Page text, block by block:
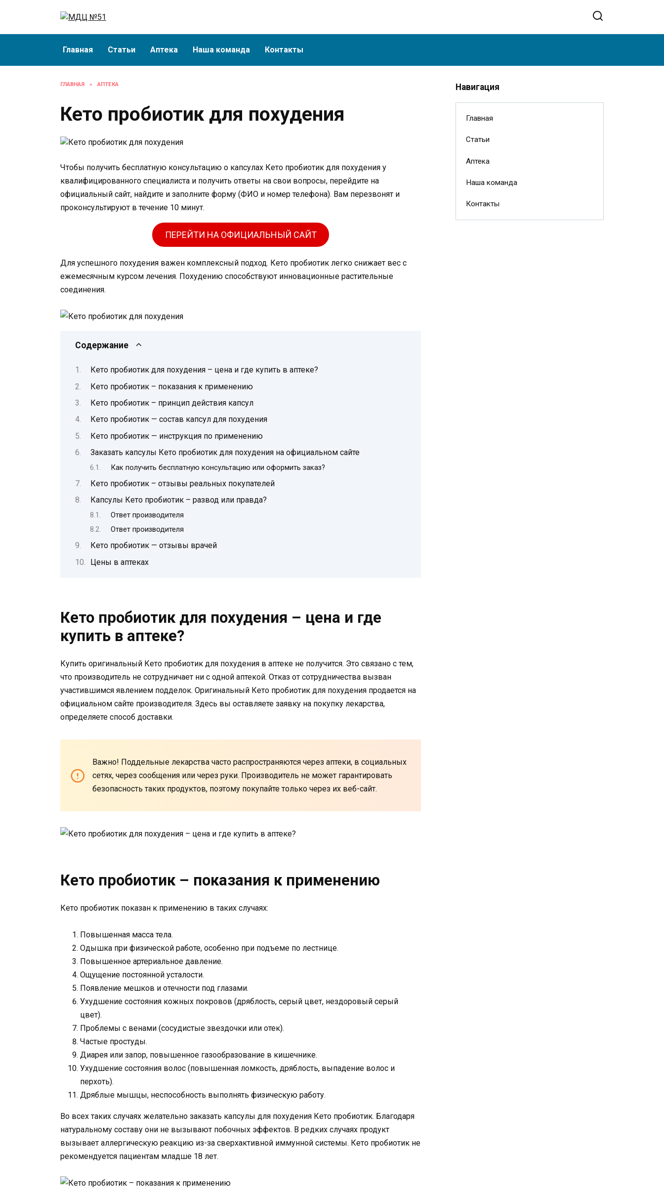
Главная Статьи Аптека Наша команда Контакты
ГЛАВНАЯ » АПТЕКА
Кето пробиотик для похудения
Чтобы получить бесплатную консультацию о капсулах Кето пробиотик для похудения у
квалифицированного специалиста и получить ответы на свои вопросы, перейдите на
официальный сайт, найдите и заполните форму (ФИО и номер телефона). Вам перезвонят и
проконсультируют в течение 10 минут.
ПЕРЕЙТИ НА ОФИЦИАЛЬНЫЙ САЙТ
Для успешного похудения важен комплексный подход. Кето пробиотик легко снижает вес с
ежемесячным курсом лечения. Похудению способствуют инновационные растительные
соединения.
Содержание
Кето пробиотик для похудения – цена и где купить в аптеке?
Кето пробиотик – показания к применению
Кето пробиотик – принцип действия капсул
Кето пробиотик — состав капсул для похудения
Кето пробиотик — инструкция по применению
Заказать капсулы Кето пробиотик для похудения на официальном сайте
Как получить бесплатную консультацию или оформить заказ?
Кето пробиотик – отзывы реальных покупателей
Капсулы Кето пробиотик – развод или правда?
Ответ производителя
Ответ производителя
Кето пробиотик — отзывы врачей
Цены в аптеках
Кето пробиотик для похудения – цена и где
купить в аптеке?
Купить оригинальный Кето пробиотик для похудения в аптеке не получится. Это связано с тем,
что производитель не сотрудничает ни с одной аптекой. Отказ от сотрудничества вызван
участившимся явлением подделок. Оригинальный Кето пробиотик для похудения продается на
официальном сайте производителя. Здесь вы оставляете заявку на покупку лекарства,
определяете способ доставки.
Важно! Поддельные лекарства часто распространяются через аптеки, в социальных
сетях, через сообщения или через руки. Производитель не может гарантировать
безопасность таких продуктов, поэтому покупайте только через их веб-сайт.
Кето пробиотик – показания к применению
Кето пробиотик показан к применению в таких случаях:
Повышенная масса тела.
Одышка при физической работе, особенно при подъеме по лестнице.
Повышенное артериальное давление.
Ощущение постоянной усталости.
Появление мешков и отечности под глазами.
Ухудшение состояния кожных покровов (дряблость, серый цвет, нездоровый серый
цвет).
Проблемы с венами (сосудистые звездочки или отек).
Частые простуды.
Диарея или запор, повышенное газообразование в кишечнике.
Ухудшение состояния волос (повышенная ломкость, дряблость, выпадение волос и
перхоть).
Дряблые мышцы, неспособность выполнять физическую работу.
Во всех таких случаях желательно заказать капсулы для похудения Кето пробиотик. Благодаря
натуральному составу они не вызывают побочных эффектов. В редких случаях продукт
вызывает аллергическую реакцию из-за сверхактивной иммунной системы. Кето пробиотик не
рекомендуется пациентам младше 18 лет.
Навигация
Главная
Статьи
Аптека
Наша команда
Контакты